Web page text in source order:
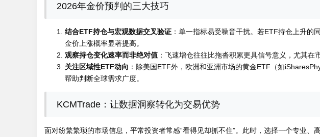
2026年金价预判的三大技巧
结合ETF持仓与宏观数据交叉验证 ：单一指标易受噪音干扰。若ETF持仓上升的
金价上涨概率显著提高。
观察持仓变化速率而非绝对值 ：飞速增仓往往比拖沓积累更具信号意义，尤其在
关注区域性ETF动向 ：除美国ETF外，欧洲和亚洲市场的黄金ETF（如
帮助判断全球需求广度。
KCMTrade：让数据洞察转化为交易优势
面对纷繁繁琐的市场信息，平常投资者常感“看得见却抓不住”。此时，选择一个专业、